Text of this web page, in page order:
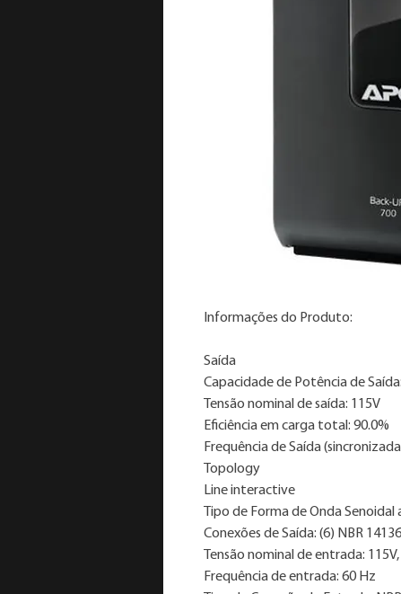
Informações do Produto:
Saída
Capacidade de Potência de
Tensão nominal de saída: 115V
Eficiência em carga total: 90.0%
Frequência de Saída
Topology
Line interactive
Tipo de Forma de Onda
Conexões de Saída: (6) NBR
Tensão nominal de entrada:
Frequência de entrada: 60 Hz